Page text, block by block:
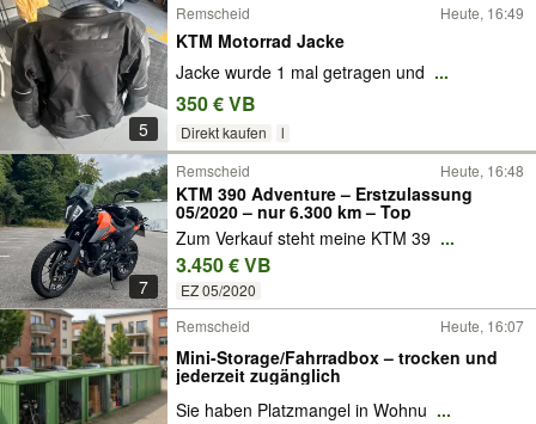
5
Remscheid Heute, 16:49
KTM Motorrad Jacke
Jacke wurde 1 mal getragen und ...
350 € VB
Direkt kaufen l
7
Remscheid Heute, 16:48
KTM 390 Adventure – Erstzulassung
05/2020 – nur 6.300 km – Top
Zum Verkauf steht meine KTM 39 ...
3.450 € VB
EZ 05/2020
Remscheid
Heute, 16:07
Mini-Storage/Fahrradbox – trocken und
jederzeit zugänglich
Sie haben Platzmangel in Wohnu ...